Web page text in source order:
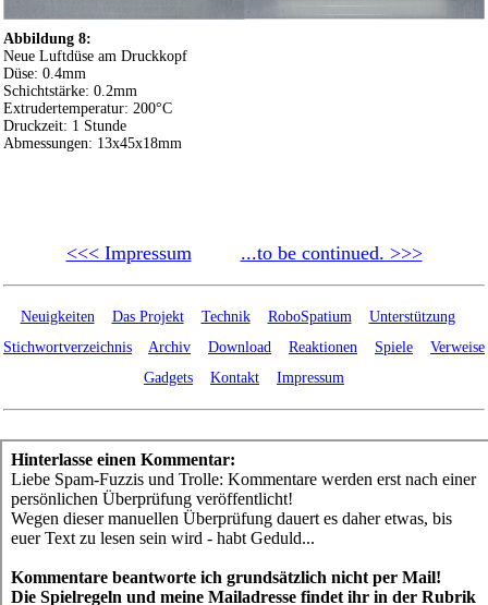
Abbildung 8:
Neue Luftdüse am Druckkopf
Düse: 0.4mm
Schichtstärke: 0.2mm
Extrudertemperatur: 200°C
Druckzeit: 1 Stunde
Abmessungen: 13x45x18mm
<<< Impressum ...to be continued. >>>
Neuigkeiten Das Projekt Technik RoboSpatium
Unterstützung
Stichwortverzeichnis
Archiv Download Reaktionen Spiele
Verweise
Gadgets
Kontakt Impressum